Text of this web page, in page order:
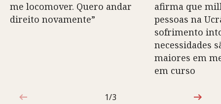
me locomover. Quero andar
direito novamente”
afirma que
pessoas na
sofrimento
necessidades
maiores em
em curso
1/3